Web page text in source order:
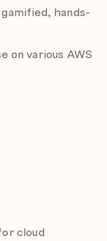
hands-
on various AWS
cloud